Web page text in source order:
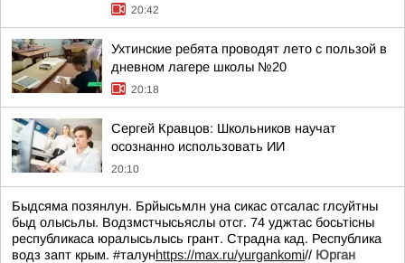
20:42
Ухтинские ребята проводят лето с пользой в
дневном лагере школы №20
20:18
Сергей Кравцов: Школьников научат
осознанно использовать ИИ
20:10
Быдсяма позянлун. Брйысьмлн уна сикас отсалас глсуйтны
быд олысьлы. Водзмстчысьяслы отсг. 74 уджтас босьтiсны
республикаса юралысьлысь грант. Страдна кад. Республика
водз запт крым. #талунhttps://max.ru/yurgankomi// Юрган